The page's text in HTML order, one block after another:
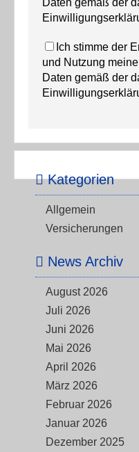
Daten gemäß der
Ich stimme der
und Nutzung
Daten gemäß der
Kategorien
Allgemein
Versicherungen
News Archiv
August 2026
Juli 2026
Juni 2026
Mai 2026
April 2026
März 2026
Februar 2026
Januar 2026
Dezember 2025